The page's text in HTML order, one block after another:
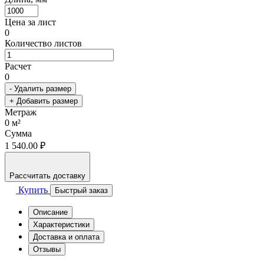
Цена за лист
0
Количество листов
Расчет
0
- Удалить размер
+ Добавить размер
Метраж
0 м²
Сумма
1 540.00 ₽
Рассчитать доставку
Купить Быстрый заказ
Описание
Характеристики
Доставка и оплата
Отзывы